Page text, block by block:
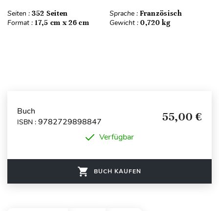
Seiten : 352 Seiten Sprache : Französisch
Format : 17,5 cm x 26 cm Gewicht : 0,720 kg
Buch
ISBN : 9782729898847 55,00 €
Verfügbar
BUCH KAUFEN